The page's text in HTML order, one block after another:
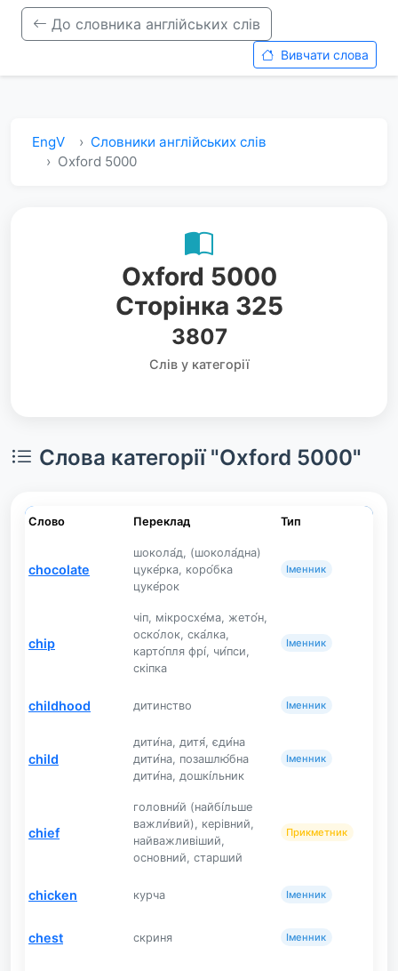
До словника англійських слів
Вивчати слова
EngV
Словники англійських слів
Oxford 5000
Oxford 5000
Сторінка 325
3807
Слів у категорії
Слова категорії "Oxford 5000"
Слово Переклад Тип
chocolate
шокола́д, (шокола́дна)
цуке́рка, коро́бка
цуке́рок
Іменник
chip
чіп, мікросхе́ма, жето́н,
оско́лок, ска́лка,
карто́пля фрі́, чи́пси,
скіпка
Іменник
childhood дитинство Іменник
child
дити́на, дитя́, єди́на
дити́на, позашлю́бна
дити́на, дошкі́льник
Іменник
chief
головни́й (найбі́льше
важли́вий), керівний,
найважливіший,
основний, старший
Прикметник
chicken курча Іменник
chest скриня Іменник